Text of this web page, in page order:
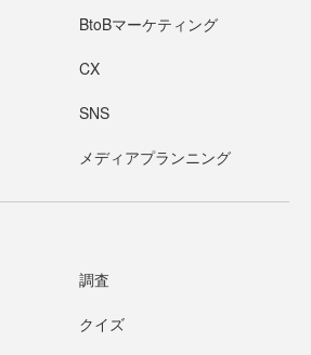
BtoBマーケティング
CX
SNS
メディアプランニング
調査
クイズ